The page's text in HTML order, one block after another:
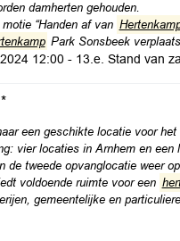
damherten gehouden.
“Handen af van
Park Sonsbeek
12:00 - 13.e. Stand van
een geschikte locatie voor
vier locaties in Arnhem en een
tweede opvanglocatie weer
voldoende ruimte voor een
gemeentelijke en particuliere